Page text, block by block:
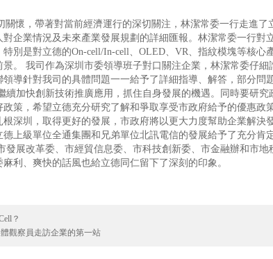
懷，帶著對當前經濟運行的深切關注，林潔常委一行走進了
企業情況及未來產業發展規劃的詳細匯報。林潔常委一行對
別是對立德的On-cell/In-cell、OLED、VR、指紋模塊等核心
。 我司作為深圳市委領導班子對口關注企業，林潔常委仔
導針對我司的具體問題一一給予了詳細指導、解答，部分問
加快創新技術推廣應用，抓住自身發展的機遇。同時要研
策，希望立德充分研究了解和爭取享受市政府給予的優惠政
深圳，取得更好的發展，市政府將以更大力度幫助企業解決
上級單位全通集團和兄弟單位北訊電信的發展給予了充分肯
展改革委、市經貿信息委、市科技創新委、市金融辦和市地
利、爽快的話風也給立德同仁留下了深刻的印象。
？
觀察員走訪企業的第一站